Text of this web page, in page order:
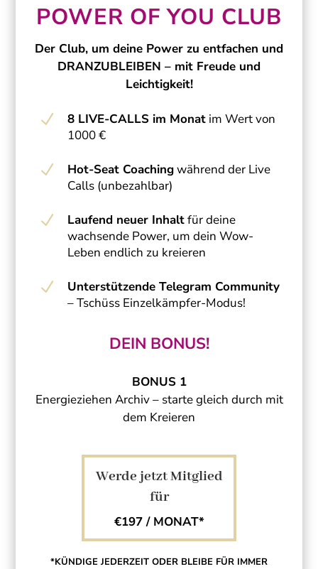
POWER OF YOU CLUB
Der Club, um deine Power zu entfachen und
DRANZUBLEIBEN – mit Freude und
Leichtigkeit!
N 8 LIVE-CALLS im Monatim Wert von
1000 €
N Hot-Seat Coachingwährend der Live
Calls (unbezahlbar)
N Laufend neuer Inhaltfür deine
wachsende Power, um dein Wow-
Leben endlich zu kreieren
N
Unterstützende Telegram Community
– Tschüss Einzelkämpfer-Modus!
DEIN BONUS!
BONUS 1
Energieziehen Archiv – starte gleich durch mit
dem Kreieren
Werde jetzt Mitglied
für
€197 / MONAT*
*KÜNDIGE JEDERZEIT ODER BLEIBE FÜR IMMER